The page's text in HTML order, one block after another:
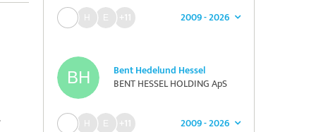
2009 - 2026
+11
Bent Hedelund Hessel
BENT HESSEL HOLDING ApS
2009 - 2026
+11